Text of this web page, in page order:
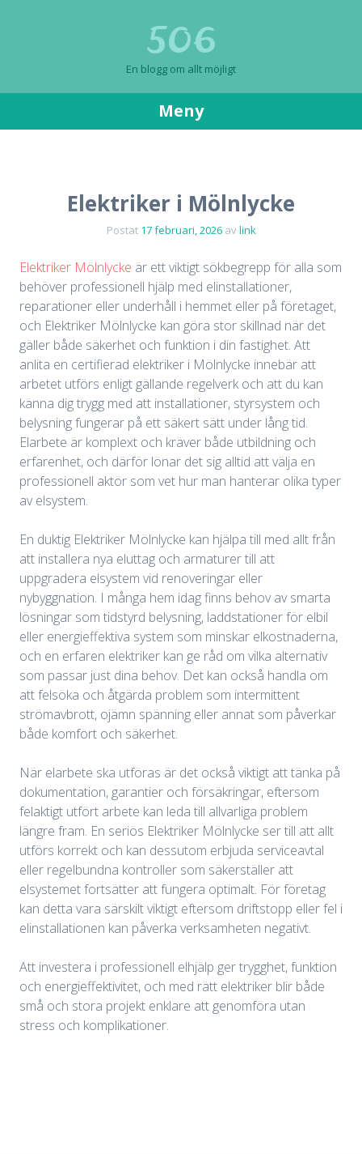
506
En blogg om allt möjligt
Meny
Elektriker i Mölnlycke
Postat 17 februari, 2026avlink
Elektriker Mölnlycke är ett viktigt sökbegrepp för alla som
behöver professionell hjälp med elinstallationer,
reparationer eller underhåll i hemmet eller på företaget,
och Elektriker Mölnlycke kan göra stor skillnad när det
gäller både säkerhet och funktion i din fastighet. Att
anlita en certifierad elektriker i Mölnlycke innebär att
arbetet utförs enligt gällande regelverk och att du kan
känna dig trygg med att installationer, styrsystem och
belysning fungerar på ett säkert sätt under lång tid.
Elarbete är komplext och kräver både utbildning och
erfarenhet, och därför lönar det sig alltid att välja en
professionell aktör som vet hur man hanterar olika typer
av elsystem.
En duktig Elektriker Mölnlycke kan hjälpa till med allt från
att installera nya eluttag och armaturer till att
uppgradera elsystem vid renoveringar eller
nybyggnation. I många hem idag finns behov av smarta
lösningar som tidstyrd belysning, laddstationer för elbil
eller energieffektiva system som minskar elkostnaderna,
och en erfaren elektriker kan ge råd om vilka alternativ
som passar just dina behov. Det kan också handla om
att felsöka och åtgärda problem som intermittent
strömavbrott, ojämn spänning eller annat som påverkar
både komfort och säkerhet.
När elarbete ska utföras är det också viktigt att tänka på
dokumentation, garantier och försäkringar, eftersom
felaktigt utfört arbete kan leda till allvarliga problem
längre fram. En seriös Elektriker Mölnlycke ser till att allt
utförs korrekt och kan dessutom erbjuda serviceavtal
eller regelbundna kontroller som säkerställer att
elsystemet fortsätter att fungera optimalt. För företag
kan detta vara särskilt viktigt eftersom driftstopp eller fel i
elinstallationen kan påverka verksamheten negativt.
Att investera i professionell elhjälp ger trygghet, funktion
och energieffektivitet, och med rätt elektriker blir både
små och stora projekt enklare att genomföra utan
stress och komplikationer.